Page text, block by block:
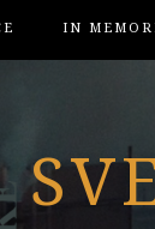
IN